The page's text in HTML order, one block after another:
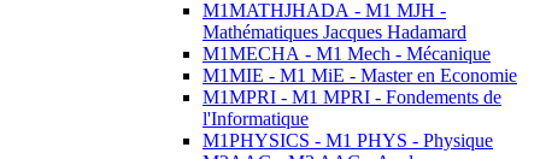
M1MATHJHADA - M1 MJH -
Mathématiques Jacques Hadamard
M1MECHA - M1 Mech - Mécanique
M1MIE - M1 MiE - Master en Economie
M1MPRI - M1 MPRI - Fondements de
l'Informatique
M1PHYSICS - M1 PHYS - Physique